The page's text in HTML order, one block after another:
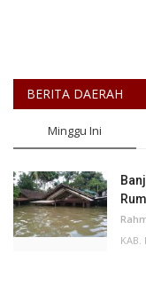
BERITA DAERAH
Minggu Ini
KAB.